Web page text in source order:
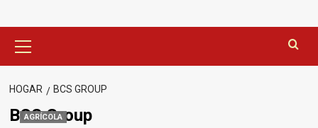
principal
HOGAR BCS GROUP
BCS Group
AGRÍCOLA